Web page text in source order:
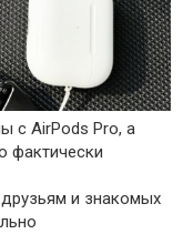
с AirPods Pro, а
фактически
и знакомых